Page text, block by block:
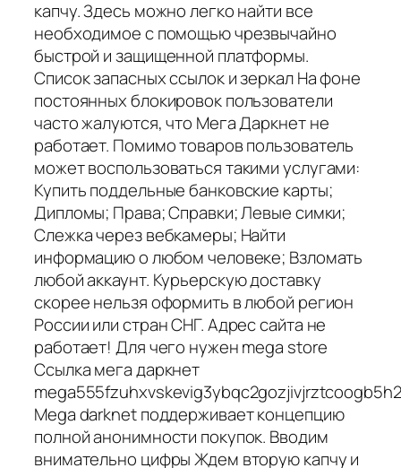
капчу. Здесь можно легко найти все
необходимое с помощью чрезвычайно
быстрой и защищенной платформы.
Список запасных ссылок и зеркал На фоне
постоянных блокировок пользователи
часто жалуются, что Мега Даркнет не
работает. Помимо товаров пользователь
может воспользоваться такими услугами:
Купить поддельные банковские карты;
Дипломы; Права; Справки; Левые симки;
Слежка через вебкамеры; Найти
информацию о любом человеке; Взломать
любой аккаунт. Курьерскую доставку
скорее нельзя оформить в любой регион
России или стран СНГ. Адрес сайта не
работает! Для чего нужен mega store
Ссылка мега даркнет
Mega darknet поддерживает концепцию
полной анонимности покупок. Вводим
внимательно цифры Ждем вторую капчу и